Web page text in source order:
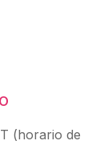
(horario de